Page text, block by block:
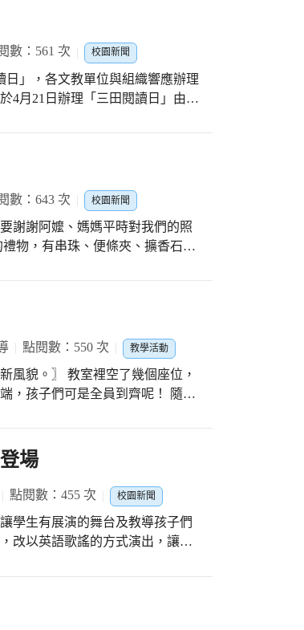
生活運動，除落實社交距離與做
疫措施；接著，訓導組長劉宇軒
園你我他」，宇軒組長說：每一
大樹環繞的校園，平日除了工友
才能讓校園的花樹木可以欣欣向
場域，當我們親身體驗了勞動的
深處最開心的感受，就是～我是
微笑送孩子放學；等疫情過後，
裡，「春歸萬物蘇，美好正當
只是春天，還有疫情中平安健康
數：561 次 校園新聞
日」，各文教單位與組織響應辦理
4月21日辦理「三田閱讀日」由教
時節，校園植栽豐富、美綠化極
之樂樂何如？綠滿窗前草不
數：643 次 校園新聞
謝謝阿嬤、媽媽平時對我們的照
體會到媽媽懷胎10個月的辛苦，
動中，讓孩子體會父母的辛勞，
愛給媽媽喔！送媽媽夜燈，希望
朵康乃馨，您永遠是我最愛的媽
點閱數：550 次 教學活動
了幾個座位，
子們可是全員到齊呢！ 隨著
中也不忘和線上的同學們對話
場
點閱數：455 次 校園新聞
學生有展演的舞台及教導孩子們
改以英語歌謠的方式演出，讓每
色成果展，因「疫情嚴重」，為
能兼顧，將以往在活動中心的表